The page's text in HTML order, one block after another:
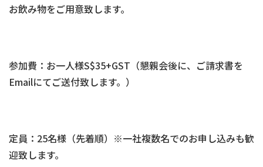
お飲み物をご用意致します。
参加費：お一人様S$35+GST（懇親会後に、ご請求書を
Emailにてご送付致します。）
定員：25名様（先着順）※一社複数名でのお申し込みも歓
迎致します。